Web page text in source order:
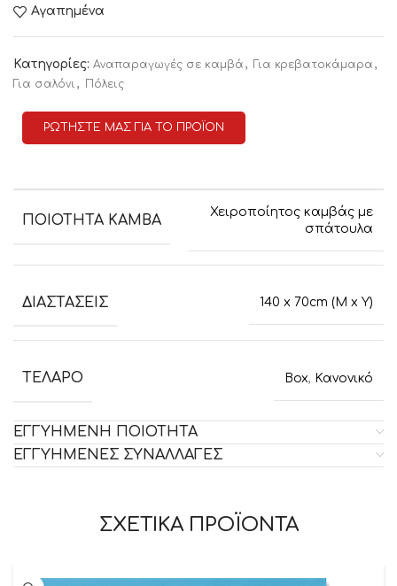
Αγαπημένα
Κατηγορίες: Αναπαραγωγές σε καμβά , Για κρεβατοκάμαρα ,
Για σαλόνι , Πόλεις
ΡΩΤΗΣΤΕ ΜΑΣ ΓΙΑ ΤΟ ΠΡΟΪΟΝ
ΠΟΙΟΤΗΤΑ ΚΑΜΒΑ
Χειροποίητος καμβάς με
σπάτουλα
ΔΙΑΣΤΑΣΕΙΣ 140 x 70cm (M x Y)
ΤΕΛΑΡΟ Box, Κανονικό
ΕΓΓΥΗΜΕΝΗ ΠΟΙΟΤΗΤΑ
ΕΓΓΥΗΜΕΝΕΣ ΣΥΝΑΛΛΑΓΕΣ
ΣΧΕΤΙΚΑ ΠΡΟΪΟΝΤΑ